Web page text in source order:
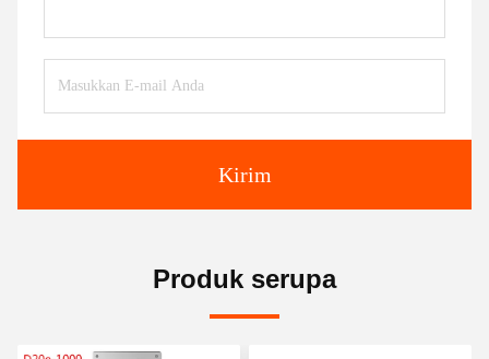
Kirim
Produk serupa